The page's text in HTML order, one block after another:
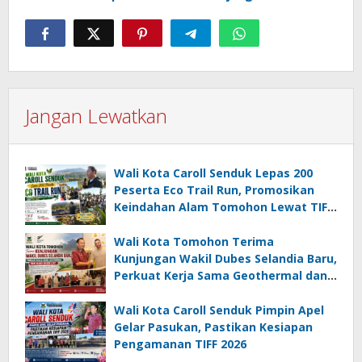
Jangan Lewatkan
Wali Kota Caroll Senduk Lepas 200
Peserta Eco Trail Run, Promosikan
Keindahan Alam Tomohon Lewat TIFF
Wali Kota Tomohon Terima
Kunjungan Wakil Dubes Selandia Baru,
Perkuat Kerja Sama Geothermal dan
Wali Kota Caroll Senduk Pimpin Apel
Gelar Pasukan, Pastikan Kesiapan
Pengamanan TIFF 2026